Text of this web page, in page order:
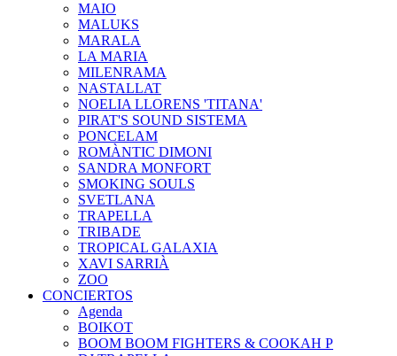
MAIO
MALUKS
MARALA
LA MARIA
MILENRAMA
NASTALLAT
NOELIA LLORENS 'TITANA'
PIRAT'S SOUND SISTEMA
PONCELAM
ROMÀNTIC DIMONI
SANDRA MONFORT
SMOKING SOULS
SVETLANA
TRAPELLA
TRIBADE
TROPICAL GALAXIA
XAVI SARRIÀ
ZOO
CONCIERTOS
Agenda
BOIKOT
BOOM BOOM FIGHTERS & COOKAH P